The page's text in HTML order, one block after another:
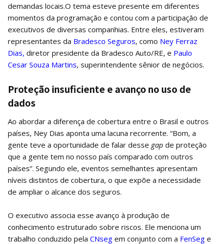
demandas locais.O tema esteve presente em diferentes
momentos da programação e contou com a participação de
executivos de diversas companhias. Entre eles, estiveram
representantes da Bradesco Seguros, como Ney Ferraz
Dias, diretor presidente da Bradesco Auto/RE, e Paulo
Cesar Souza Martins, superintendente sênior de negócios.
Proteção insuficiente e avanço no uso de
dados
Ao abordar a diferença de cobertura entre o Brasil e outros
países, Ney Dias aponta uma lacuna recorrente. “Bom, a
gente teve a oportunidade de falar desse gap de proteção
que a gente tem no nosso país comparado com outros
países”. Segundo ele, eventos semelhantes apresentam
níveis distintos de cobertura, o que expõe a necessidade
de ampliar o alcance dos seguros.
O executivo associa esse avanço à produção de
conhecimento estruturado sobre riscos. Ele menciona um
trabalho conduzido pela CNseg em conjunto com a FenSeg e